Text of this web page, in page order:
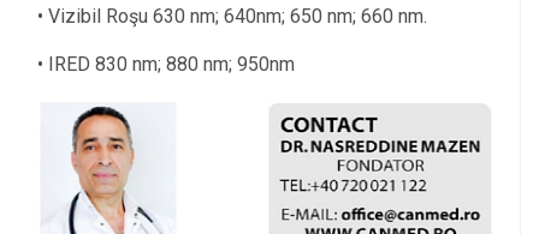
• Vizibil Roşu 630 nm; 640nm; 650 nm; 660 nm.
• IRED 830 nm; 880 nm; 950nm